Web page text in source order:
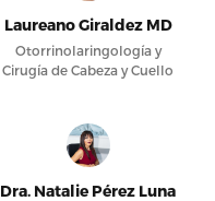
Laureano Giraldez MD
Otorrinolaringología y
Cirugía de Cabeza y Cuello
Dra. Natalie Pérez Luna